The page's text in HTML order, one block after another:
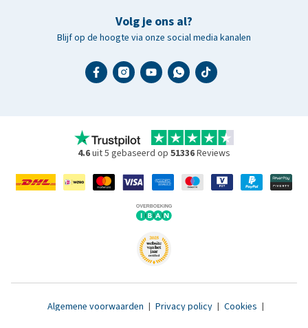
Volg je ons al?
Blijf op de hoogte via onze social media kanalen
4.6uit 5 gebaseerd op 51336Reviews
Algemene voorwaarden | Privacy policy | Cookies |